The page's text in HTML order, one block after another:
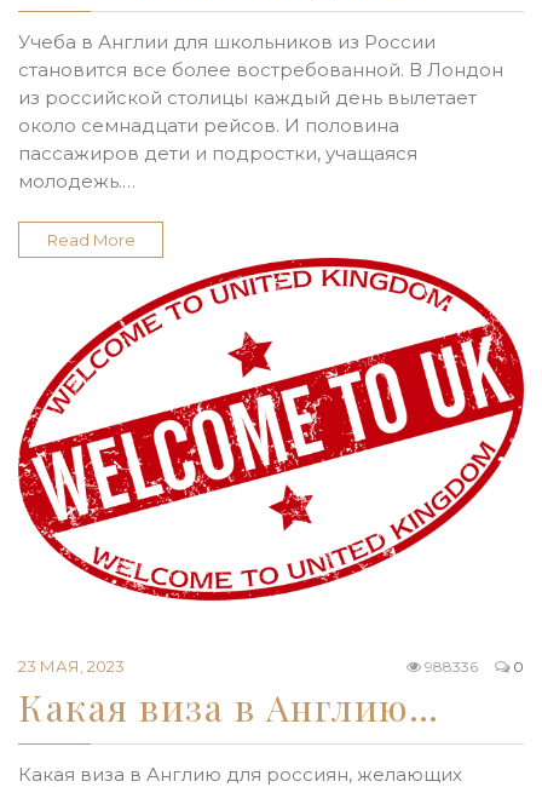
Учеба в Англии для школьников из России
становится все более востребованной. В Лондон
из российской столицы каждый день вылетает
около семнадцати рейсов. И половина
пассажиров дети и подростки, учащаяся
молодежь.…
Read More
23 МАЯ, 2023 0
988336
Какая виза в Англию…
Какая виза в Англию для россиян, желающих